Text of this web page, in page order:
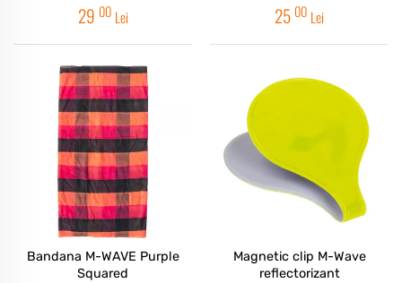
29 00 Lei 25 00 Lei
Bandana M-WAVE Purple
Squared
Magnetic clip M-Wave
reflectorizant